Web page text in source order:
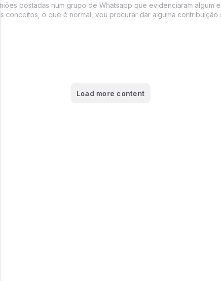
postadas num grupo de Whatsapp que evidenciaram algum
conceitos, o que é normal, vou procurar dar alguma contribuição
Load more content